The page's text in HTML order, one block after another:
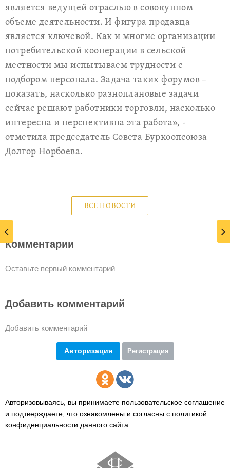
является ведущей отраслью в совокупном
объеме деятельности. И фигура продавца
является ключевой. Как и многие организации
потребительской кооперации в сельской
местности мы испытываем трудности с
подбором персонала. Задача таких форумов –
показать, насколько разноплановые задачи
сейчас решают работники торговли, насколько
интересна и перспективна эта работа», -
отметила председатель Совета Буркоопсоюза
Долгор Норбоева.
ВСЕ НОВОСТИ
Комментарии
Оставьте первый комментарий
Добавить комментарий
Добавить комментарий
Авторизация Регистрация
Авторизовываясь, вы принимаете пользовательское соглашение
и подтверждаете, что ознакомлены и согласны с политикой
конфиденциальности данного сайта